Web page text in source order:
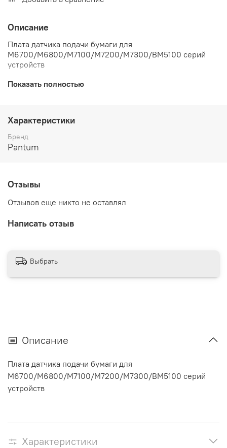
Описание
Плата датчика подачи бумаги для
M6700/M6800/M7100/M7200/M7300/BM5100 серий
устройств
Показать полностью
Характеристики
Бренд
Pantum
Отзывы
Отзывов еще никто не оставлял
Написать отзыв
Выбрать
Описание
Плата датчика подачи бумаги для
M6700/M6800/M7100/M7200/M7300/BM5100 серий
устройств
Характеристики